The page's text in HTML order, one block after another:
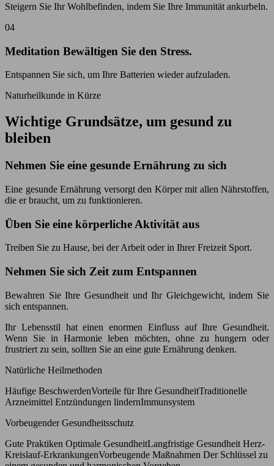
Steigern Sie Ihr Wohlbefinden, indem Sie Ihre Immunität ankurbeln.
04
Meditation Bewältigen Sie den Stress.
Entspannen Sie sich, um Ihre Batterien wieder aufzuladen.
Naturheilkunde in Kürze
Wichtige Grundsätze, um gesund zu
bleiben
Nehmen Sie eine gesunde Ernährung zu sich
Eine gesunde Ernährung versorgt den Körper mit allen Nährstoffen,
die er braucht, um zu funktionieren.
Üben Sie eine körperliche Aktivität aus
Treiben Sie zu Hause, bei der Arbeit oder in Ihrer Freizeit Sport.
Nehmen Sie sich Zeit zum Entspannen
Bewahren Sie Ihre Gesundheit und Ihr Gleichgewicht, indem Sie
sich entspannen.
Ihr Lebensstil hat einen enormen Einfluss auf Ihre Gesundheit.
Wenn Sie in Harmonie leben möchten, ohne zu hungern oder
frustriert zu sein, sollten Sie an eine gute Ernährung denken.
Natürliche Heilmethoden
Häufige BeschwerdenVorteile für Ihre GesundheitTraditionelle
Arzneimittel Entzündungen lindernImmunsystem
Vorbeugender Gesundheitsschutz
Gute Praktiken Optimale GesundheitLangfristige Gesundheit Herz-
Kreislauf-ErkrankungenVorbeugende Maßnahmen Der Schlüssel zu